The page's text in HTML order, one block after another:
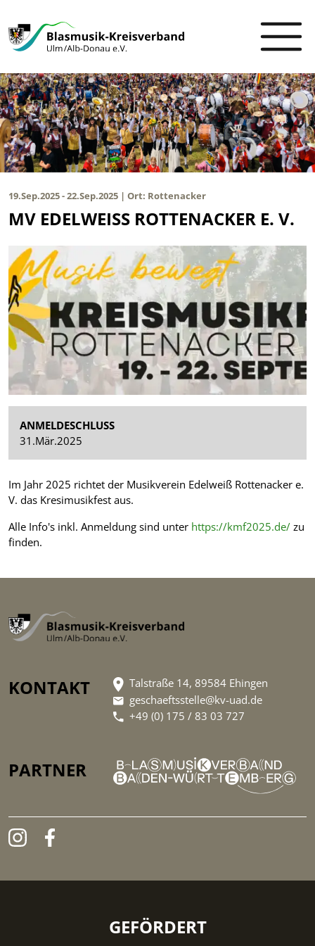
19.Sep.2025 - 22.Sep.2025 | Ort: Rottenacker
MV EDELWEISS ROTTENACKER E. V.
ANMELDESCHLUSS
31.Mär.2025
Im Jahr 2025 richtet der Musikverein Edelweiß Rottenacker e.
V. das Kresimusikfest aus.
Alle Info's inkl. Anmeldung sind unter https://kmf2025.de/ zu
finden.
KONTAKT
Talstraße 14, 89584 Ehingen
geschaeftsstelle@kv-uad.de
+49 (0) 175 / 83 03 727
PARTNER
GEFÖRDERT